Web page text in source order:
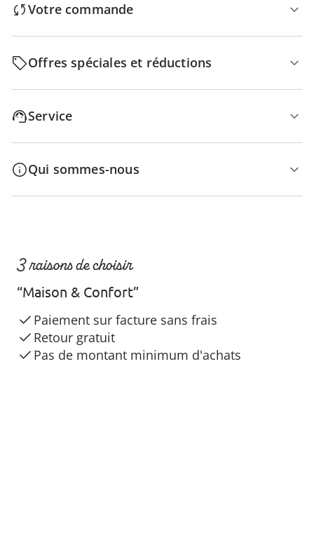
Votre commande
Offres spéciales et réductions
Service
Qui sommes-nous
3 raisons de choisir
“Maison & Confort”
Paiement sur facture sans frais
Retour gratuit
Pas de montant minimum d'achats